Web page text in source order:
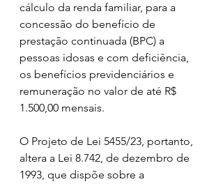
cálculo da renda familiar, para a
concessão do benefício de
prestação continuada (BPC) a
pessoas idosas e com deficiência,
os benefícios previdenciários e
remuneração no valor de até R$
1.500,00 mensais.
O Projeto de Lei 5455/23, portanto,
altera a Lei 8.742, de dezembro de
1993, que dispõe sobre a